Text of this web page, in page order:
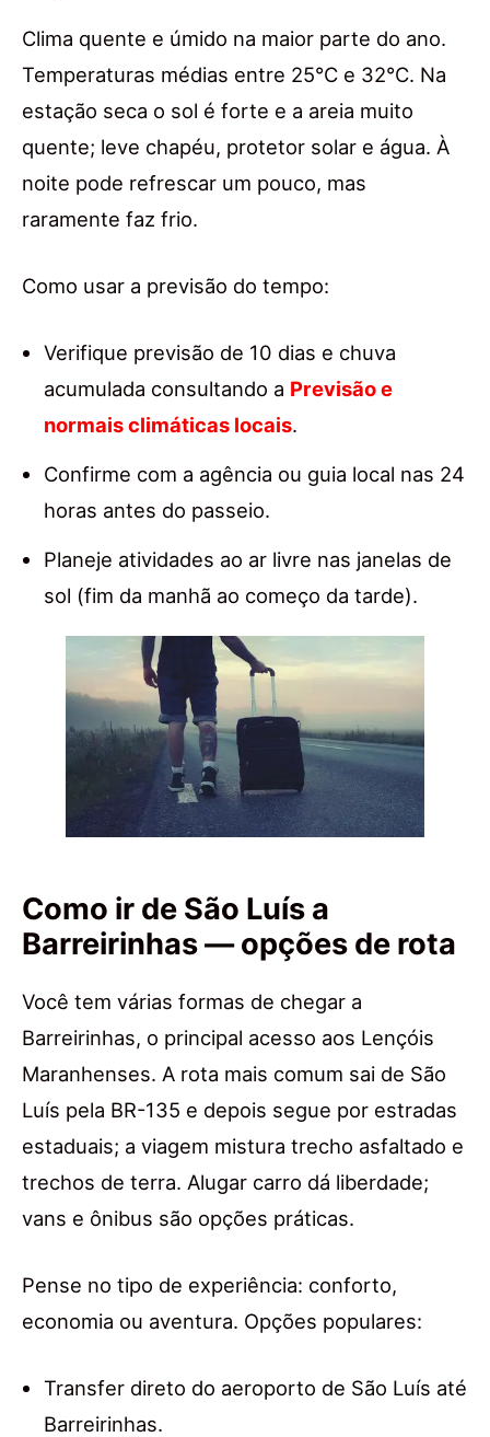
Clima quente e úmido na maior parte do ano.
Temperaturas médias entre 25°C e 32°C. Na
estação seca o sol é forte e a areia muito
quente; leve chapéu, protetor solar e água. À
noite pode refrescar um pouco, mas
raramente faz frio.
Como usar a previsão do tempo:
Verifique previsão de 10 dias e chuva
acumulada consultando a Previsão e
normais climáticas locais.
Confirme com a agência ou guia local nas 24
horas antes do passeio.
Planeje atividades ao ar livre nas janelas de
sol (fim da manhã ao começo da tarde).
Como ir de São Luís a
Barreirinhas — opções de rota
Você tem várias formas de chegar a
Barreirinhas, o principal acesso aos Lençóis
Maranhenses. A rota mais comum sai de São
Luís pela BR-135 e depois segue por estradas
estaduais; a viagem mistura trecho asfaltado e
trechos de terra. Alugar carro dá liberdade;
vans e ônibus são opções práticas.
Pense no tipo de experiência: conforto,
economia ou aventura. Opções populares:
Transfer direto do aeroporto de São Luís até
Barreirinhas.